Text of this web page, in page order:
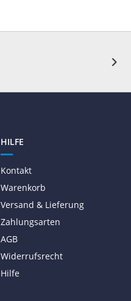
HILFE
Kontakt
Warenkorb
Versand & Lieferung
Zahlungsarten
AGB
Widerrufsrecht
Hilfe